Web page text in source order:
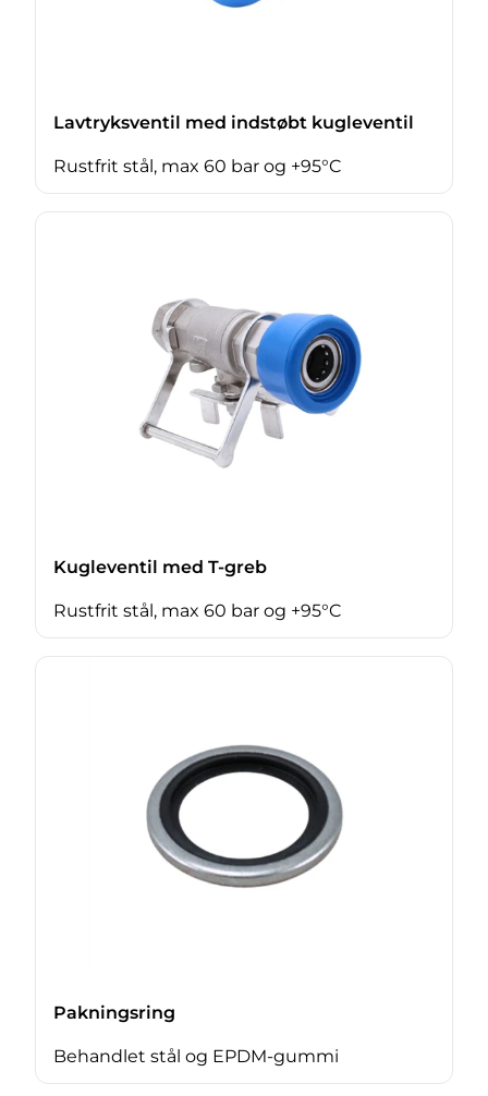
Lavtryksventil med indstøbt kugleventil
Rustfrit stål, max 60 bar og +95°C
Kugleventil med T-greb
Rustfrit stål, max 60 bar og +95°C
Pakningsring
Behandlet stål og EPDM-gummi